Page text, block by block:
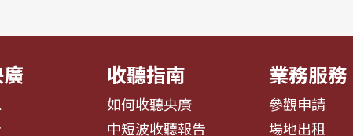
收聽指南
如何收聽央廣
中短波收聽報告
業務服務
參觀申請
場地出租